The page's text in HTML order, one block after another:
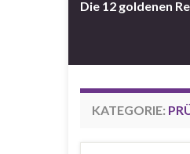
Die 12 goldenen
KATEGORIE: